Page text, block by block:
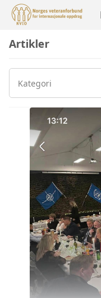
Artikler
Kategori